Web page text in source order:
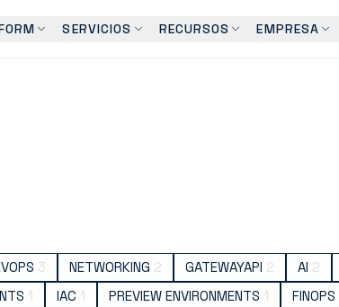
SERVICIOS RECURSOS EMPRESA
3 NETWORKING 2 GATEWAYAPI 2 AI 2
1 IAC 1 PREVIEW ENVIRONMENTS 1 FINOPS